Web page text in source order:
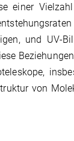
einer
und UV-
von